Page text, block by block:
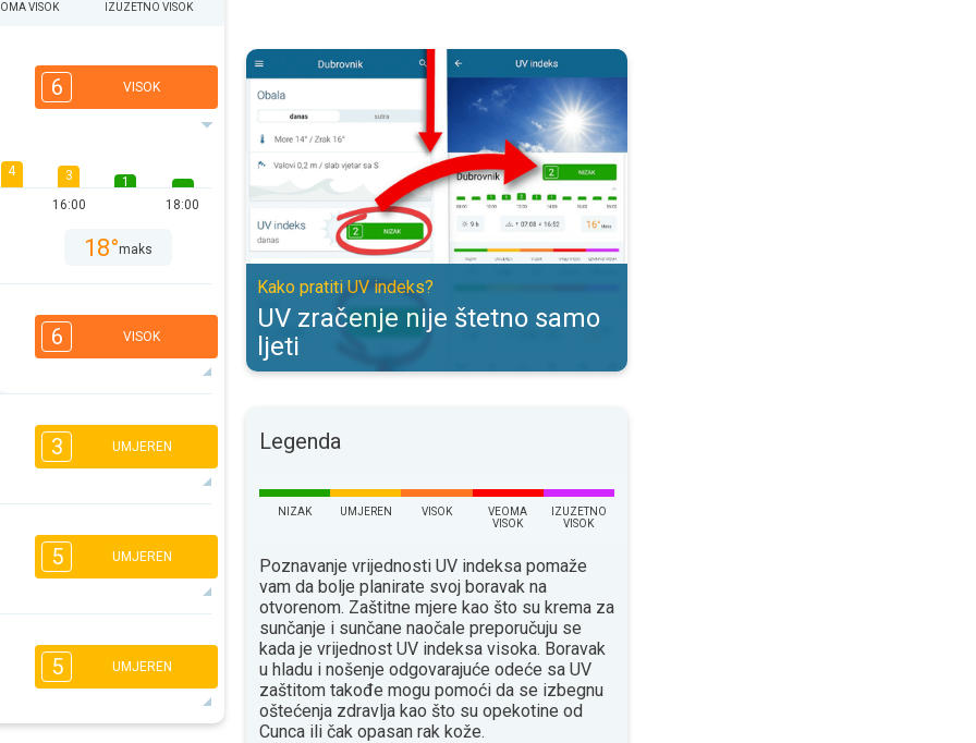
VISOK IZUZETNO VISOK
6 VISOK
4
3
16:00
1
18:00
18°maks
6 VISOK
3
16:00
18:00
16°
3 UMJEREN
16:00
18:00
5 UMJEREN
2
16:00
1
18:00
5 UMJEREN
UV zračenje nije štetno samo ljeti. Kako pratiti UV indeks?. . .
Kako pratiti UV indeks?
UV zračenje nije štetno samo
ljeti
Legenda
NIZAK UMJEREN VISOK
VEOMA
VISOK
IZUZETNO
VISOK
Poznavanje vrijednosti UV indeksa pomaže
vam da bolje planirate svoj boravak na
otvorenom. Zaštitne mjere kao što su krema za
sunčanje i sunčane naočale preporučuju se
kada je vrijednost UV indeksa visoka. Boravak
u hladu i nošenje odgovarajuće odeće sa UV
zaštitom takođe mogu pomoći da se izbegnu
oštećenja zdravlja kao što su opekotine od
Сunca ili čak opasan rak kože.